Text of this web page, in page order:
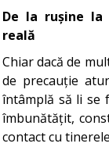
De la rușine la
reală
Chiar dacă de
de precauție
întâmplă să li se
îmbunătățit,
contact cu